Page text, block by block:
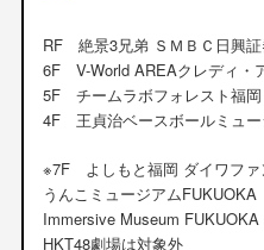
RF 絶景3兄弟 ＳＭＢＣ日興
6F V-World AREAクレディ・
5F チームラボフォレスト福
4F 王貞治ベースボールミュー
※7F よしもと福岡 ダイワフ
うんこミュージアム
Immersive Museum
HKT48劇場は対象外